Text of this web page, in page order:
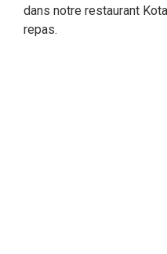
dans notre restaurant
repas.